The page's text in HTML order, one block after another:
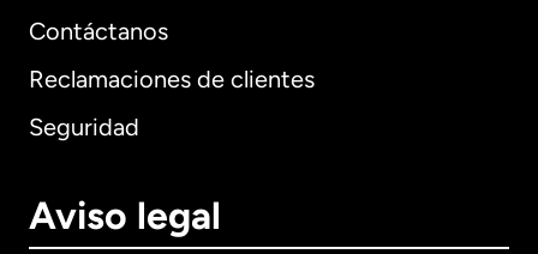
Contáctanos
Reclamaciones de clientes
Seguridad
Aviso legal